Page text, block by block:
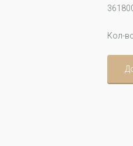
Кол-